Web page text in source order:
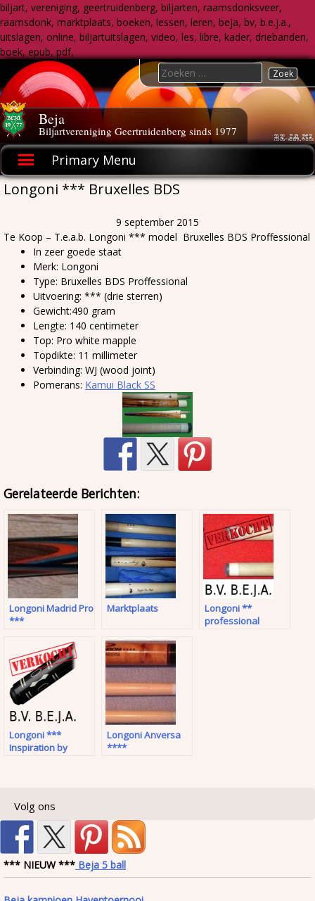
biljart, vereniging, geertruidenberg, biljarten, raamsdonksveer,
raamsdonk, marktplaats, boeken, lessen, leren, beja, bv, b.e.j.a.,
uitslagen, online, biljartuitslagen, video, les, libre, kader, driebanden,
boek, epub, pdf,
to
content
Beja
Biljartvereniging Geertruidenberg sinds 1977
Primary Menu
Search
for:
Longoni *** Bruxelles BDS
9 september 2015
Te Koop – T.e.a.b. Longoni *** model Bruxelles BDS Proffessional
In zeer goede staat
Merk: Longoni
Type: Bruxelles BDS Proffessional
Uitvoering: *** (drie sterren)
Gewicht:490 gram
Lengte: 140 centimeter
Top: Pro white mapple
Topdikte: 11 millimeter
Verbinding: WJ (wood joint)
Pomerans: Kamui Black SS
Gerelateerde Berichten:
Longoni Madrid Pro
***
Marktplaats
Longoni **
professional
Longoni ***
Inspiration by
Longoni Anversa
****
Volg ons
*** NIEUW *** Beja 5 ball